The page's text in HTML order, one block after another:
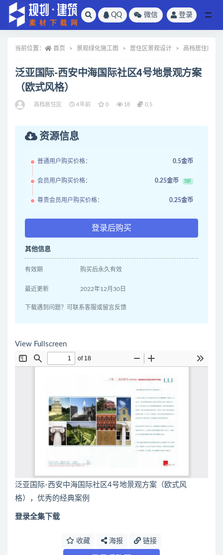
QQ 微信 登录
当前位置： 首页 景观绿化施工图 居住区景观设计 高档居住区
泛亚国际-西安中海国际社区4号地景观方案
（欧式风格）
高档居住区 4年前 0 18 0.5
资源信息
普通用户购买价格： 0.5金币
会员用户购买价格： 0.25金币 5折
尊贵会员用户购买价格： 0.25金币
登录后购买
其他信息
有效期 购买后永久有效
最近更新 2022年12月30日
下载遇到问题？可联系客服或留言反馈
View Fullscreen
泛亚国际-西安中海国际社区4号地景观方案（欧式风
格），优秀的经典案例
登录全集下载
收藏 海报 链接
全部